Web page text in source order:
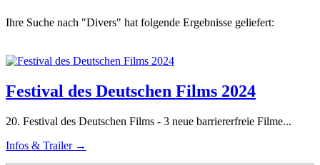
Ihre Suche nach "Divers" hat folgende Ergebnisse geliefert:
Festival des Deutschen Films 2024
20. Festival des Deutschen Films - 3 neue barriererfreie Filme...
Infos & Trailer →